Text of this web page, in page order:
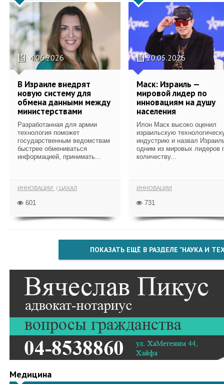
4.06.2026
В Израиле внедрят
новую систему для
обмена данными между
министерствами
Разработанная для армии
технология поможет
государственным ведомствам
быстрее обмениваться
информацией, принимать...
ИННОВАЦИИ ЦАХАЛ
601
20.05.2026
Маск: Израиль —
мировой лидер по
инновациям на душу
населения
Илон Маск высоко оценил
израильскую
индустрию и назвал
одним из мировых лидеров
количеству...
ИННОВАЦИИ
731
ПОКАЗАТЬ ЕЩЁ В РАЗДЕЛЕ "НАУКА И
Медицина